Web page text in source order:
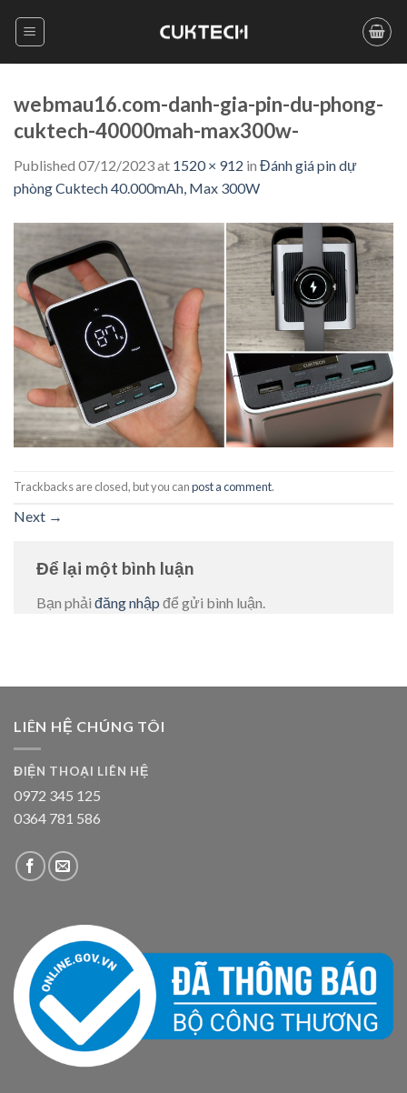
webmau16.com-danh-gia-pin-du-phong-
cuktech-40000mah-max300w-
Published 07/12/2023at 1520 × 912 in Đánh giá pin dự
phòng Cuktech 40.000mAh, Max 300W
Trackbacks are closed, but you canpost a comment.
Next →
Để lại một bình luận
Bạn phải đăng nhập để gửi bình luận.
LIÊN HỆ CHÚNG TÔI
ĐIỆN THOẠI LIÊN HỆ
0972 345 125
0364 781 586